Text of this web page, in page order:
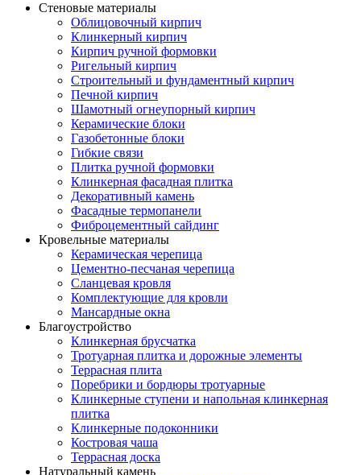
Стеновые материалы
Облицовочный кирпич
Клинкерный кирпич
Кирпич ручной формовки
Ригельный кирпич
Строительный и фундаментный кирпич
Печной кирпич
Шамотный огнеупорный кирпич
Керамические блоки
Газобетонные блоки
Гибкие связи
Плитка ручной формовки
Клинкерная фасадная плитка
Декоративный камень
Фасадные термопанели
Фиброцементный сайдинг
Кровельные материалы
Керамическая черепица
Цементно-песчаная черепица
Сланцевая кровля
Комплектующие для кровли
Мансардные окна
Благоустройство
Клинкерная брусчатка
Тротуарная плитка и дорожные элементы
Террасная плита
Поребрики и бордюры тротуарные
Клинкерные ступени и напольная клинкерная
плитка
Клинкерные подоконники
Костровая чаша
Террасная доска
Натуральный камень